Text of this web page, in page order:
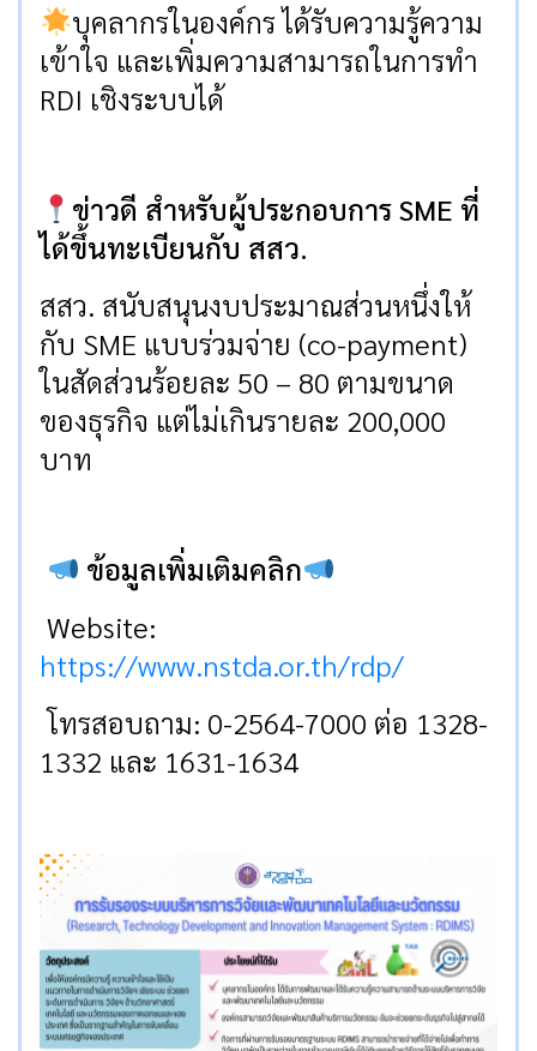
บุคลากรในองค์กร ได้รับความรู้ความ
เข้าใจ และเพิ่มความสามารถในการทำ
RDI เชิงระบบได้
ข่าวดี สำหรับผู้ประกอบการ SME ที่
ได้ขึ้นทะเบียนกับ สสว.
สสว. สนับสนุนงบประมาณส่วนหนึ่งให้
กับ SME แบบร่วมจ่าย (co-payment)
ในสัดส่วนร้อยละ 50 – 80 ตามขนาด
ของธุรกิจ แต่ไม่เกินรายละ 200,000
บาท
ข้อมูลเพิ่มเติมคลิก
Website:
https://www.nstda.or.th/rdp/
โทรสอบถาม: 0-2564-7000 ต่อ 1328-
1332 และ 1631-1634